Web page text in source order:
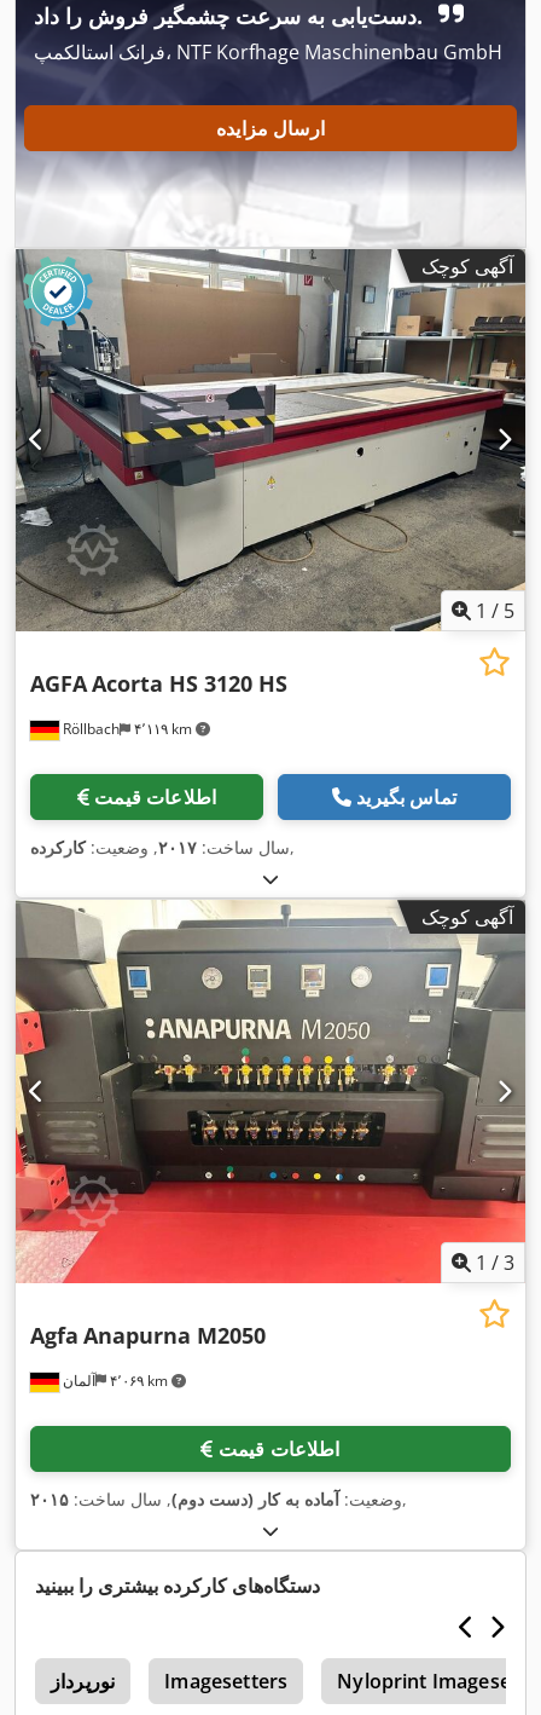
دست‌یابی به سرعت چشمگیر فروش را داد.
فرانک استالکمپ، NTF Korfhage Maschinenbau GmbH
ارسال مزایده
آگهی کوچک
1 / 5
Röllbach ۴٬۱۱۹ km
AGFAAcorta HS 3120 HS
اطلاعات قیمت تماس بگیرید
سال ساخت: ۲۰۱۷, وضعیت:کارکرده ,
آگهی کوچک
1 /3
آلمان ۴٬۰۶۹ km
Agfa Anapurna M2050
اطلاعات قیمت
وضعیت:آماده به کار (دست دوم), سال ساخت: ۲۰۱۵ ,
دستگاه‌های کارکرده بیشتری را ببینید
نورپرداز Imagesetters Nyloprint